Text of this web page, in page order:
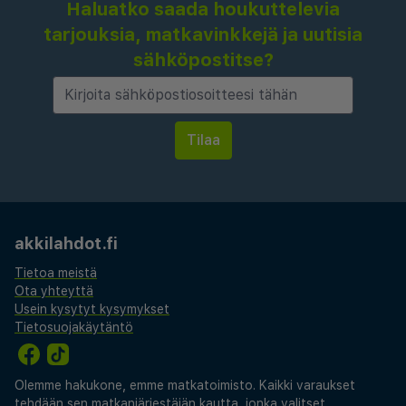
Haluatko saada houkuttelevia
tarjouksia, matkavinkkejä ja uutisia
sähköpostitse?
akkilahdot.fi
Tietoa meistä
Ota yhteyttä
Usein kysytyt kysymykset
Tietosuojakäytäntö
Olemme hakukone, emme matkatoimisto. Kaikki varaukset